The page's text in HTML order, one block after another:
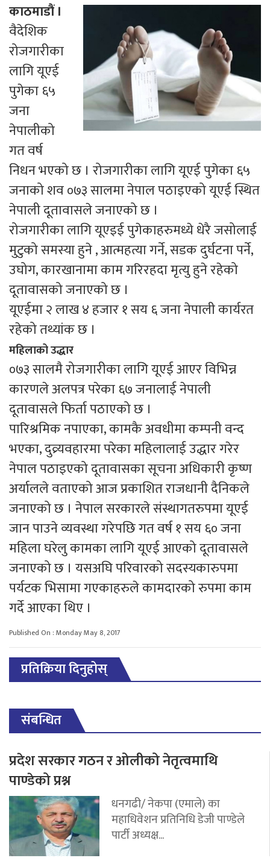
काठमाडौं ।
वैदेशिक
रोजगारीका
लागि यूएई
पुगेका ६५
जना
नेपालीको
गत वर्ष
निधन भएको छ । रोजगारीका लागि यूएई पुगेका ६५
जनाको शव ०७३ सालमा नेपाल पठाइएको यूएई स्थित
नेपाली दूतावासले जनाएको छ ।
रोजगारीका लागि यूएइई पुगेकाहरुमध्ये धेरै जसोलाई
मुटुको समस्या हुने , आत्महत्या गर्ने, सडक दुर्घटना पर्ने,
उघोग, कारखानामा काम गरिरहदा मृत्यु हुने रहेको
दूतावासको जनाएको छ ।
यूएईमा २ लाख ४ हजार १ सय ६ जना नेपाली कार्यरत
रहेको तथ्यांक छ ।
महिलाको उद्धार
०७३ सालमै रोजगारीका लागि यूएई आएर विभिन्न
कारणले अलपत्र परेका ६७ जनालाई नेपाली
दूतावासले फिर्ता पठाएको छ ।
पारिश्रमिक नपाएका, कामकै अवधीमा कम्पनी वन्द
भएका, दुव्र्यवहारमा परेका महिलालाई उद्धार गरेर
नेपाल पठाइएको दूतावासका सूचना अधिकारी कृष्ण
अर्यालले वताएको आज प्रकाशित राजधानी दैनिकले
जनाएको छ । नेपाल सरकारले संस्थागतरुपमा यूएई
जान पाउने व्यवस्था गरेपछि गत वर्ष १ सय ६० जना
महिला घरेलु कामका लागि यूएई आएको दूतावासले
जनाएको छ । यसअघि परिवारको सदस्यकारुपमा
पर्यटक भिसामा गएकाहरुले कामदारको रुपमा काम
गर्दे आएका थिए ।
Published On : Monday May 8, 2017
प्रतिक्रिया दिनुहोस्
संबन्धित
प्रदेश सरकार गठन र ओलीको नेतृत्वमाथि
पाण्डेको प्रश्न
धनगढी/ नेकपा (एमाले) का
महाधिवेशन प्रतिनिधि डेजी पाण्डेले
पार्टी अध्यक्ष...